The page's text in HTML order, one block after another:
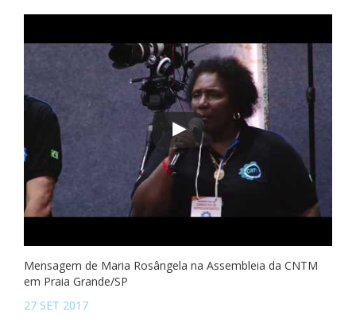
Mensagem de Maria Rosângela na Assembleia da CNTM
em Praia Grande/SP
27 SET 2017